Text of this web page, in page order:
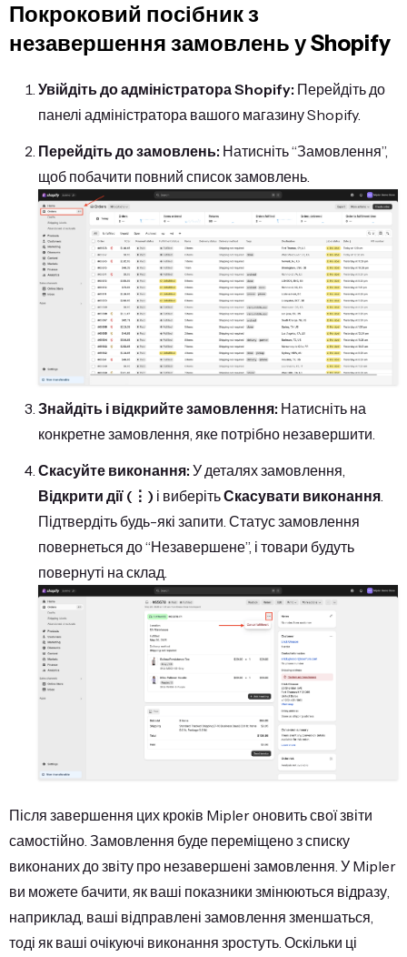
Покроковий посібник з
незавершення замовлень у Shopify
Увійдіть до адміністратора Shopify: Перейдіть до
панелі адміністратора вашого магазину Shopify.
Перейдіть до замовлень: Натисніть “Замовлення”,
щоб побачити повний список замовлень.
Знайдіть і відкрийте замовлення: Натисніть на
конкретне замовлення, яке потрібно незавершити.
Скасуйте виконання: У деталях замовлення,
Відкрити дії (⋮) і виберітьСкасувати виконання
Підтвердіть будь-які запити. Статус замовлення
повернеться до “Незавершене”, і товари будуть
повернуті на склад.
Після завершення цих кроків Mipler оновить свої звіти
самостійно. Замовлення буде переміщено з списку
виконаних до звіту про незавершені замовлення. У Mipler
ви можете бачити, як ваші показники змінюються відразу,
наприклад, ваші відправлені замовлення зменшаться,
тоді як ваші очікуючі виконання зростуть. Оскільки ці